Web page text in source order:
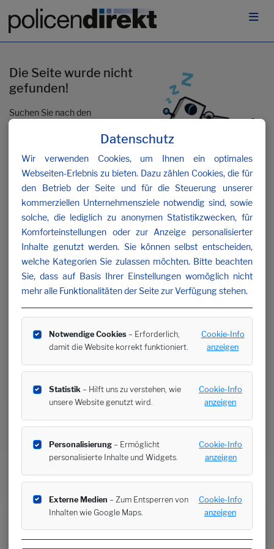
Die Seite wurde nicht
gefunden!
Suchen Sie nach den
Datenschutz
Wir verwenden Cookies, um Ihnen ein optimales
Webseiten-Erlebnis zu bieten. Dazu zählen Cookies, die für
den Betrieb der Seite und für die Steuerung unserer
kommerziellen Unternehmensziele notwendig sind, sowie
solche, die lediglich zu anonymen Statistikzwecken, für
Komforteinstellungen oder zur Anzeige personalisierter
Inhalte genutzt werden. Sie können selbst entscheiden,
welche Kategorien Sie zulassen möchten. Bitte beachten
Sie, dass auf Basis Ihrer Einstellungen womöglich nicht
mehr alle Funktionalitäten der Seite zur Verfügung stehen.
Notwendige Cookies– Erforderlich,
damit die Website korrekt funktioniert.
Cookie-Info
anzeigen
Statistik– Hilft uns zu verstehen, wie
unsere Website genutzt wird.
Cookie-Info
anzeigen
Personalisierung– Ermöglicht
personalisierte Inhalte und Widgets.
Cookie-Info
anzeigen
Externe Medien – Zum Entsperren von
Inhalten wie Google Maps.
Cookie-Info
anzeigen